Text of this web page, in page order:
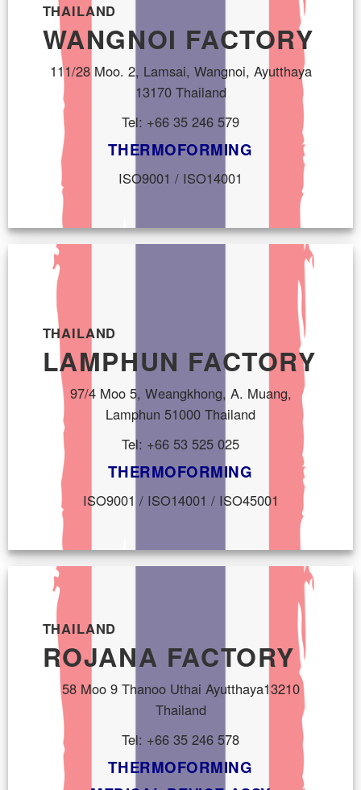
THAILAND
WANGNOI FACTORY
111/28 Moo. 2, Lamsai, Wangnoi, Ayutthaya
13170 Thailand
Tel: +66 35 246 579
THERMOFORMING
ISO9001 / ISO14001
THAILAND
LAMPHUN FACTORY
97/4 Moo 5, Weangkhong, A. Muang,
Lamphun 51000 Thailand
Tel: +66 53 525 025
THERMOFORMING
ISO9001 / ISO14001 / ISO45001
THAILAND
ROJANA FACTORY
58 Moo 9 Thanoo Uthai Ayutthaya13210
Thailand
Tel: +66 35 246 578
THERMOFORMING